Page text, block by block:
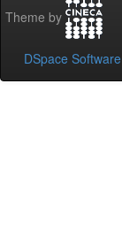
Theme by
DSpace Software